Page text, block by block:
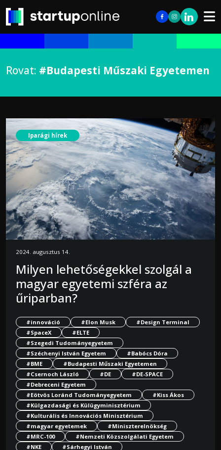
Rovat: #Budapesti Műszaki Egyetemen
Iparági hírek
2024. augusztus 14.
Milyen lehetőségekkel szolgál a
magyar egyetemi szféra az
űriparban?
#innováció #Elon Musk
#Design Terminal
#SpaceX
#ELTE
#Szegedi Tudományegyetem
#Széchenyi István Egyetem
#Babócs Dóra
#BME
#Budapesti Műszaki Egyetemen
#Csernoch László
#DE
#DE-SPACE
#Debreceni Egyetem
#Eötvös Loránd Tudományegyetem
#Kiss Ákos
#Külgazdasági és Külügyminisztérium
#Kulturális és Innovációs Minisztérium
#magyar egyetemek
#Miniszterelnökség
#MRC-100
#Nemzeti Közszolgálati Egyetem
#NKE
#Sárhegyi István